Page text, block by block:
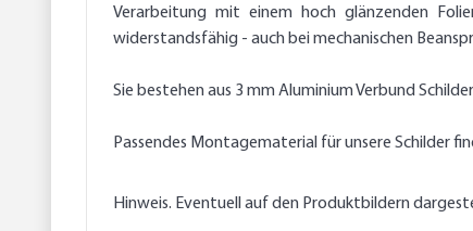
Verarbeitung mit einem hoch glänzenden
widerstandsfähig - auch bei mechanischen
Sie bestehen aus 3 mm Aluminium Verbund
Passendes Montagematerial für unsere Schilder
Hinweis. Eventuell auf den Produktbildern